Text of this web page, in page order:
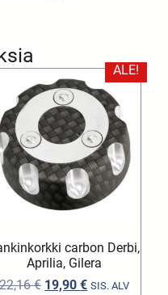
ALE!
carbon Derbi,
Aprilia, Gilera
22,16€ 19,90€ SIS. ALV